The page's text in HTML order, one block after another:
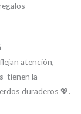
atención,
tienen la
duraderos 💖.